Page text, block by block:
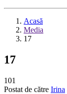
Acasă
Media
17
17
101
Postat de către Irina